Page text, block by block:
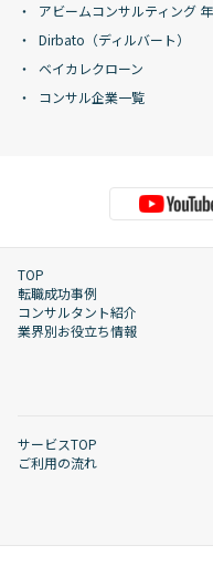
アビームコンサルティング
Dirbato（ディルバート）
ベイカレクローン
コンサル企業一覧
TOP
転職成功事例
コンサルタント紹介
業界別お役立ち情報
サービスTOP
ご利用の流れ